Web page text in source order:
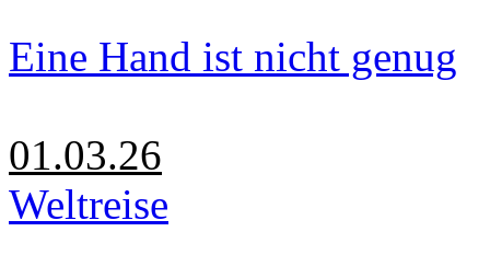
Eine Hand ist nicht genug
01.03.26
Weltreise